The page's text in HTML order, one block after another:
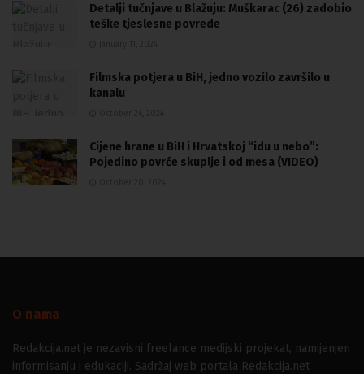
Detalji tučnjave u Blažuju: Muškarac (26) zadobio
teške tjeslesne povrede
Filmska potjera u BiH, jedno vozilo završilo u
kanalu
Cijene hrane u BiH i Hrvatskoj “idu u nebo”:
Pojedino povrće skuplje i od mesa (VIDEO)
O nama
Redakcija.net je nezavisni freelance medijski projekat, namijenjen
informisanju i edukaciji. Sadržaj web portala Redakcija.net